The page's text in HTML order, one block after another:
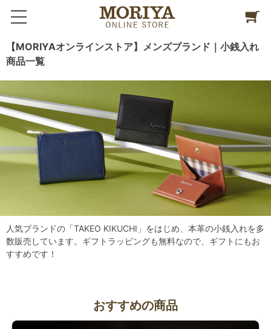
【MORIYAオンラインストア】メンズブランド｜小銭入れ
商品一覧
人気ブランドの「TAKEO KIKUCHI」をはじめ、本革の小銭入れを多
数販売しています。ギフトラッピングも無料なので、ギフトにもお
すすめです！
おすすめの商品